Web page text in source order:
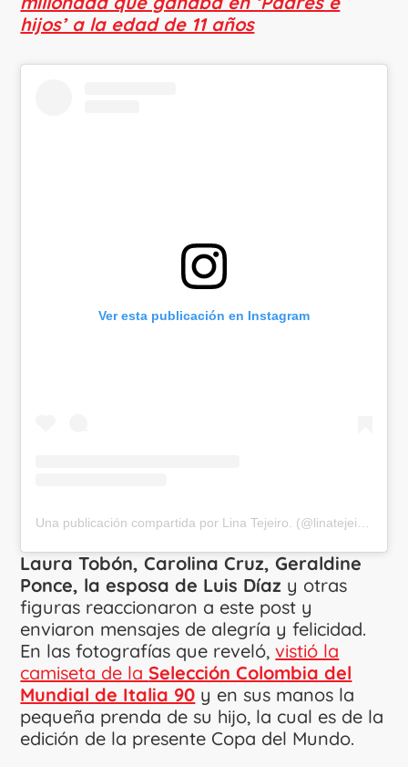
hijos’ a la edad de 11 años
Ver esta publicación en Instagram
Laura Tobón, Carolina Cruz, Geraldine
Ponce, la esposa de Luis Díaz y otras
figuras reaccionaron a este post y
enviaron mensajes de alegría y felicidad.
En las fotografías que reveló,vistió la
camiseta de laSelección Colombia del
Mundial de Italia 90 y en sus manos la
pequeña prenda de su hijo, la cual es de la
edición de la presente Copa del Mundo.